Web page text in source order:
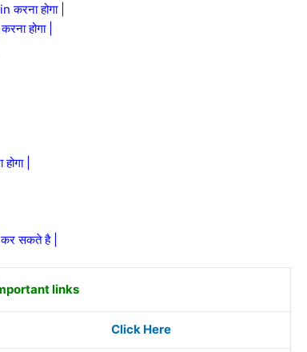
होगा |
होगा |
|
सकते है |
links
Click Here